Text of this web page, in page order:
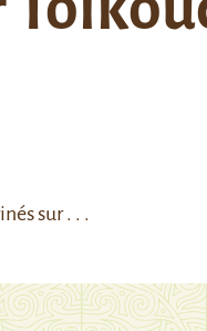
sur . . .